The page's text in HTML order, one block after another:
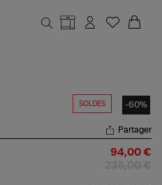
SOLDES -60%
Partager
94,00 €